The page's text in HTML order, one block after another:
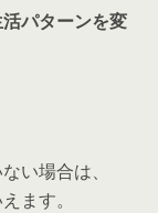
パターンを変
い場合は、
ます。